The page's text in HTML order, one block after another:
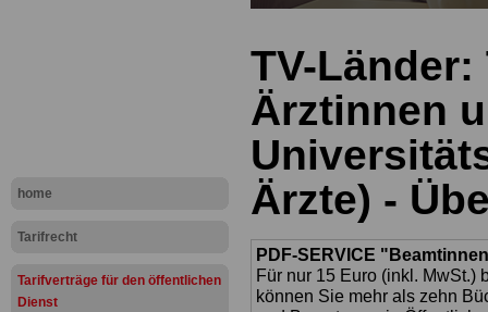
home
Tarifrecht
Tarifverträge für den öffentlichen
Dienst
TV-
Ärztinnen
Ärzte) -
PDF-SERVICE
Für nur 15 Euro (inkl. MwSt.)
können Sie mehr als zehn